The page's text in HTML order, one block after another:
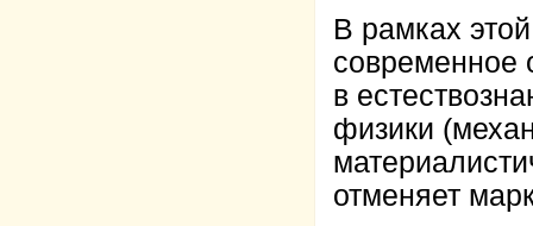
В рамках
современное
в
физики
отменяет